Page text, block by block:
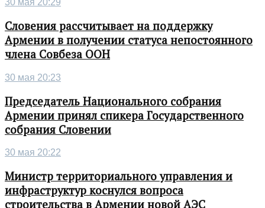
30 мая 20:29
Словения рассчитывает на поддержку
Армении в получении статуса непостоянного
члена Совбеза ООН
30 мая 20:23
Председатель Национального собрания
Армении принял спикера Государственного
собрания Словении
30 мая 20:22
Министр территориального управления и
инфраструктур коснулся вопроса
строительства в Армении новой АЭС